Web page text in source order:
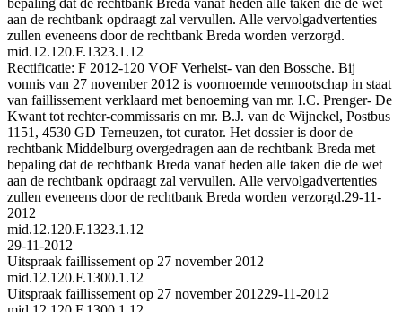
aan de rechtbank opdraagt zal vervullen. Alle vervolgadvertenties
zullen eveneens door de rechtbank Breda worden verzorgd.
mid.12.120.F.1323.1.12
Rectificatie: F 2012-120 VOF Verhelst- van den Bossche. Bij
vonnis van 27 november 2012 is voornoemde vennootschap in staat
van faillissement verklaard met benoeming van mr. I.C. Prenger- De
Kwant tot rechter-commissaris en mr. B.J. van de Wijnckel, Postbus
1151, 4530 GD Terneuzen, tot curator. Het dossier is door de
rechtbank Middelburg overgedragen aan de rechtbank Breda met
bepaling dat de rechtbank Breda vanaf heden alle taken die de wet
aan de rechtbank opdraagt zal vervullen. Alle vervolgadvertenties
zullen eveneens door de rechtbank Breda worden verzorgd.29-11-
2012
mid.12.120.F.1323.1.12
29-11-2012
Uitspraak faillissement op 27 november 2012
mid.12.120.F.1300.1.12
Uitspraak faillissement op 27 november 201229-11-2012